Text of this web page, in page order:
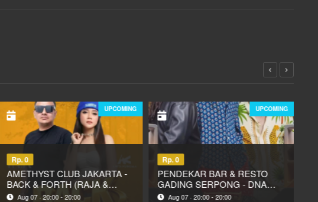
UPCOMING
Rp. 0
AMETHYST CLUB JAKARTA -
BACK & FORTH (RAJA &
ANITA KUSUMA)
Aug 07 · 20:00 - 20:00
UPCOMING
Rp. 0
PENDEKAR BAR & RESTO
GADING SERPONG - DNA
AURORA TOUR
Aug 07 · 20:00 - 20:00